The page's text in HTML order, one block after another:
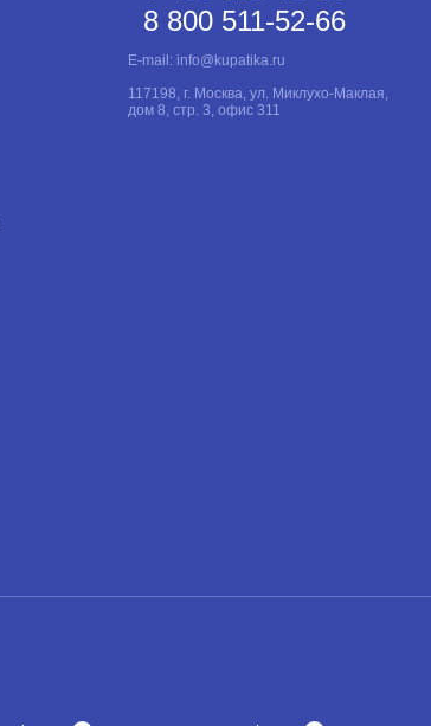
8 800 511-52-66
E-mail: info@kupatika.ru
117198, г. Москва, ул. Миклухо-Маклая,
дом 8, стр. 3, офис 311